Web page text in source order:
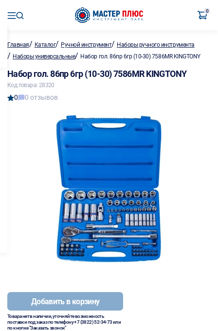
0
Главная/ Каталог/ Ручной инструмент/ Наборы ручного инструмента
/ Наборы универсальные/ Набор гол. 86пр 6гр (10-30) 7586MR KINGTONY
Набор гол. 86пр 6гр (10-30) 7586MR KINGTONY
Код товара: 28320
0 0 отзывов
Добавить в корзину
Товара нет в наличии, уточняйте возможность
поставки под заказ по телефону+7 (3822) 52-34-73или
по кнопке "Заказать звонок"